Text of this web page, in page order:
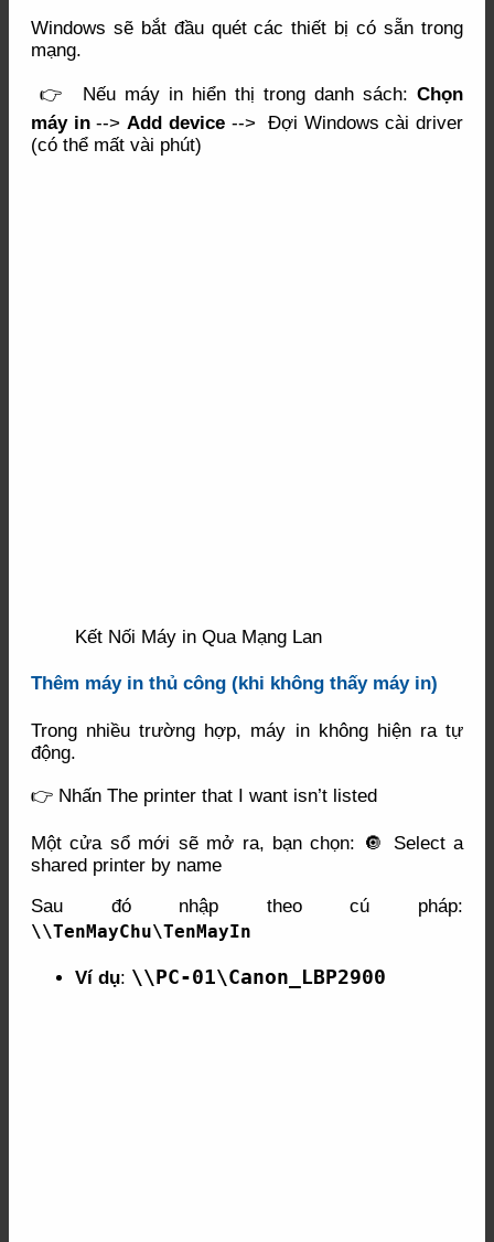
Windows sẽ bắt đầu quét các thiết bị có sẵn trong
mạng.
👉 Nếu máy in hiển thị trong danh sách: Chọn
máy in-->Add device--> Đợi Windows cài driver
(có thể mất vài phút)
Kết Nối Máy in Qua Mạng Lan
Thêm máy in thủ công (khi không thấy máy in)
Trong nhiều trường hợp, máy in không hiện ra tự
động.
👉 Nhấn The printer that I want isn’t listed
Một cửa sổ mới sẽ mở ra, bạn chọn: 🔘 Select a
shared printer by name
Sau đó nhập theo cú pháp:
\\TenMayChu\TenMayIn
Ví dụ: \\PC-01\Canon_LBP2900